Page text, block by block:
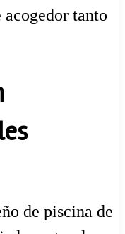
tanto
de piscina de